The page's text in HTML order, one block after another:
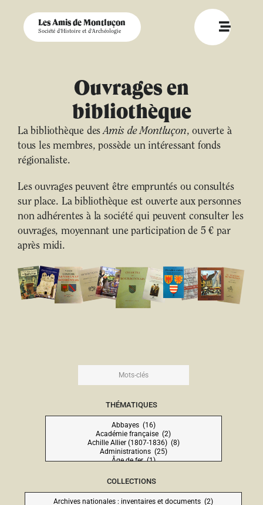
Les Amis de Montluçon
Société d'Histoire et d'Archéologie
Ouvrages en
bibliothèque
La bibliothèque desAmis de Montluçon, ouverte à
tous les membres, possède un intéressant fonds
régionaliste.
Les ouvrages peuvent être empruntés ou consultés
sur place. La bibliothèque est ouverte aux personnes
non adhérentes à la société qui peuvent consulter les
ouvrages, moyennant une participation de 5 € par
après midi.
THÉMATIQUES
COLLECTIONS